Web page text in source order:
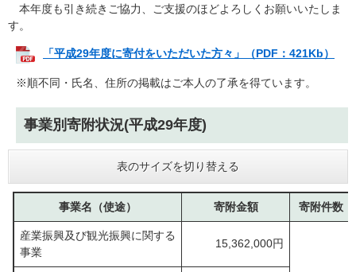
本年度も引き続きご協力、ご支援のほどよろしくお願いいたしま
す。
「平成29年度に寄付をいただいた方々」（PDF：421Kb）
※順不同・氏名、住所の掲載はご本人の了承を得ています。
事業別寄附状況(平成29年度)
表のサイズを切り替える
事業名（使途） 寄附金額 寄附件数
産業振興及び観光振興に関する
事業
15,362,000円